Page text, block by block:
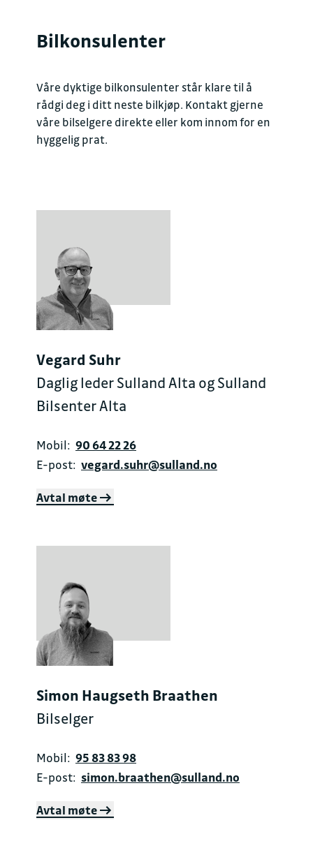
Bilkonsulenter
Våre dyktige bilkonsulenter står klare til å
rådgi deg i ditt neste bilkjøp. Kontakt gjerne
våre bilselgere direkte eller kom innom for en
hyggelig prat.
Vegard Suhr
Daglig leder Sulland Alta og Sulland
Bilsenter Alta
Mobil: 90 64 22 26
E-post: vegard.suhr@sulland.no
Avtal møte
Simon Haugseth Braathen
Bilselger
Mobil: 95 83 83 98
E-post: simon.braathen@sulland.no
Avtal møte